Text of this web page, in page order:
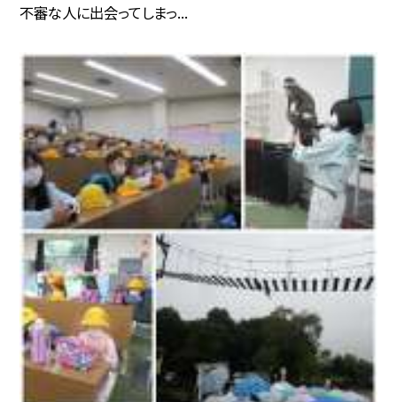
不審な人に出会ってしまっ...